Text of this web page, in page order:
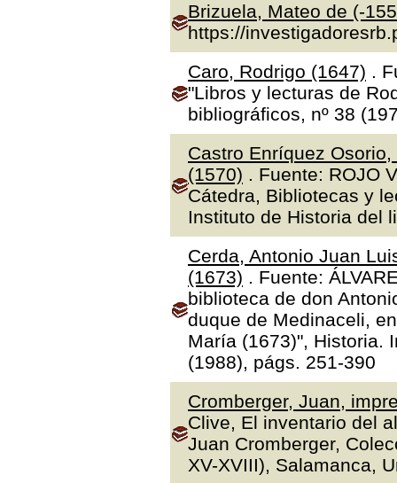
Brizuela, Mateo de (-
https://
Caro, Rodrigo (1647) .
"Libros y lecturas de
bibliográficos, nº 38
Castro Enríquez
(1570) . Fuente: ROJO
Cátedra, Bibliotecas y
Instituto de Historia del
Cerda, Antonio Juan
(1673) . Fuente:
biblioteca de don
duque de Medinaceli,
María (1673)", Historia.
(1988), págs. 251-390
Cromberger, Juan,
Clive, El inventario del
Juan Cromberger,
XV-XVIII), Salamanca,